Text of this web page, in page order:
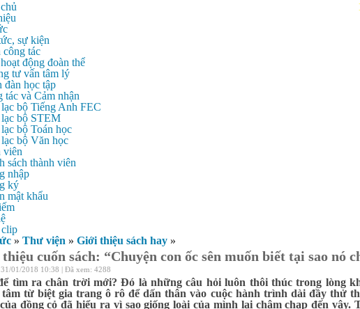
sự kiện
công tác
động đoàn thể
tư vấn tâm lý
đàn học tập
tác và Cảm nhận
bộ Tiếng Anh FEC
lạc bộ STEM
bộ Toán học
bộ Văn học
viên
sách thành viên
nhập
ký
mật khẩu
» Thư viện » Giới thiệu sách hay »
cuốn sách: “Chuyện con ốc sên muốn biết tại sao nó
01/2018 10:38 | Đã xem: 4288
tìm ra chân trời mới? Đó là những câu hỏi luôn thôi thúc trong lòng
tâm từ biệt gia trang ô rô để dấn thân vào cuộc hành trình dài đầy thử
đồng cỏ đã hiểu ra vì sao giống loài của mình lại chậm chạp đến